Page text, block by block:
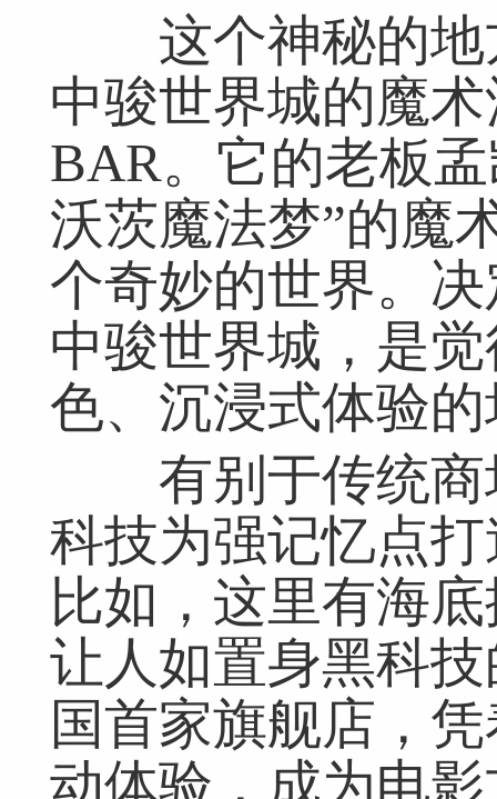
这个神秘的地
中骏世界城的魔
BAR。它的老板
沃茨魔法梦”的魔
个奇妙的世界。决
中骏世界城，是
色、沉浸式体验
有别于传统商
科技为强记忆点
比如，这里有海
让人如置身黑科
国首家旗舰店，
动体验，成为电
网友跟帖 共0条 登录名： 匿名发布 验
网友评论仅供其表达个人看法，并不表明本网同意其观点或证实其描